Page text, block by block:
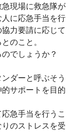
現場に救急隊が
に応急手当を行
力要請に応じて
のこと。
でしょうか？
ダーと呼ぶそう
サポートを目的
急手当を行うこ
のストレスを受